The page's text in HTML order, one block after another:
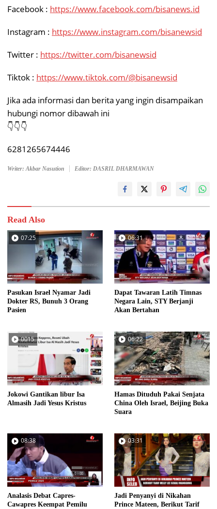
Facebook : https://www.facebook.com/bisanews.id
Instagram : https://www.instagram.com/bisanewsid
Twitter : https://twitter.com/bisanewsid
Tiktok : https://www.tiktok.com/@bisanewsid
Jika ada informasi dan berita yang ingin disampaikan
hubungi nomor dibawah ini
👇👇👇
6281265674446
Writer: Akbar Nasution Editor: DASRIL DHARMAWAN
Read Also
07:25
Pasukan Israel Nyamar Jadi
Dokter RS, Bunuh 3 Orang
Pasien
06:31
Dapat Tawaran Latih Timnas
Negara Lain, STY Berjanji
Akan Bertahan
0015
Jokowi Gantikan libur Isa
Almasih Jadi Yesus Kristus
06:22
Hamas Dituduh Pakai Senjata
China Oleh Israel, Beijing Buka
Suara
08:38
Analasis Debat Capres-
Cawapres Keempat Pemilu
03:31
Jadi Penyanyi di Nikahan
Prince Mateen, Berikut Tarif